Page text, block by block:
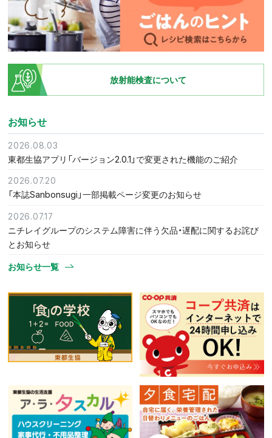
放射能検査について
お知らせ
2026.08.03
東都生協アプリ「バージョン2.0.1」で変更された機能のご紹介
2026.07.20
「本誌Sanbonsugi」一部掲載ページ変更のお知らせ
2026.07.17
ニチレイグループのシステム障害に伴う欠品・遅配に関するお詫び
とお知らせ
お知らせ一覧